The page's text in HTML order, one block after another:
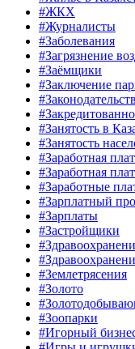
#ЖКХ
#Журналисты
#Заболевания
#Загрязнение
#Заёмщики
#Заключение
#Занятость в
#Занятость
#Заработная
#Заработная
#Заработные
#Зарплатный
#Зарплаты
#Застройщики
#Землетрясения
#Золото
#Зоопарки
#Игорный